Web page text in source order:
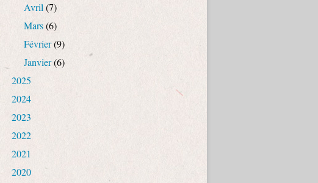
Avril (7)
Mars(6)
Février(9)
Janvier(6)
2025
2024
2023
2022
2021
2020